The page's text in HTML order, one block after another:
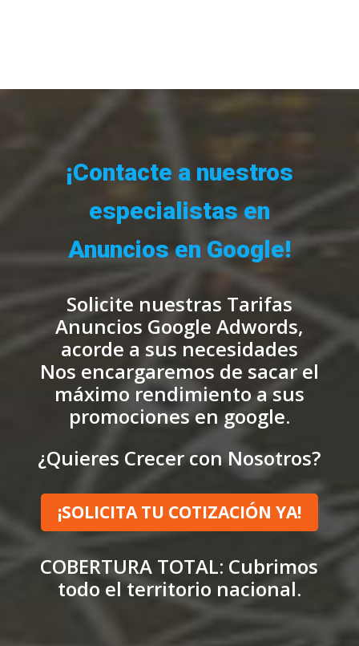
¡Contacte a nuestros
especialistas en
Anuncios en Google!
Solicite nuestras Tarifas
Anuncios Google Adwords,
acorde a sus necesidades
Nos encargaremos de sacar el
máximo rendimiento a sus
promociones en google.
¿Quieres Crecer con Nosotros?
¡SOLICITA TU COTIZACIÓN YA!
COBERTURA TOTAL: Cubrimos
todo el territorio nacional.